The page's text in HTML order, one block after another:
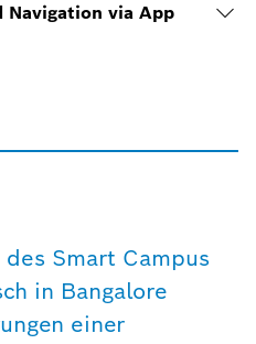
Navigation via App
Smart Campus
in Bangalore
einer